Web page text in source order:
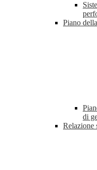
Piano
di
Relazione